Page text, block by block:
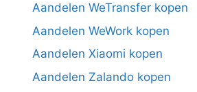
Aandelen WeTransfer kopen
Aandelen WeWork kopen
Aandelen Xiaomi kopen
Aandelen Zalando kopen